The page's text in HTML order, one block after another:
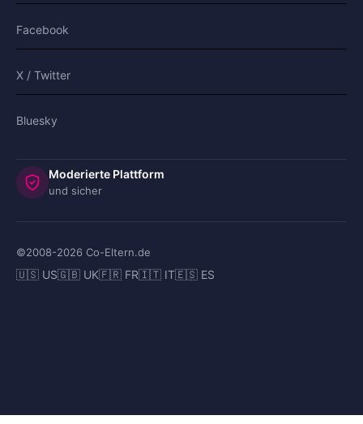
Facebook
X / Twitter
Bluesky
Moderierte Plattform
und sicher
©2008-2026 Co-Eltern.de
🇺🇸 US🇬🇧 UK🇫🇷 FR🇮🇹 IT🇪🇸 ES